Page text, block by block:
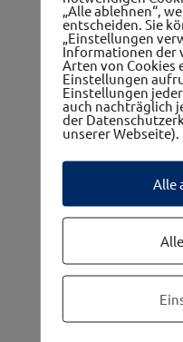
Die 5
„Alle ablehnen“,
entscheiden. Sie
„Einstellungen
Informationen der
Arten von Cookies
Einstellungen
Einstellungen
auch nachträglich
der
unserer Webseite).
Alle